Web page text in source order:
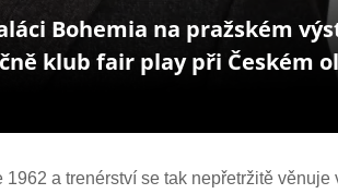
Bohemia na pražském
klub fair play při Českém
a trenérství se tak nepřetržitě věnuje